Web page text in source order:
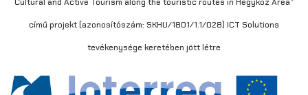
című projekt (azonosítószám: SKHU/1801/1.1/028) ICT Solutions
tevékenysége keretében jött létre